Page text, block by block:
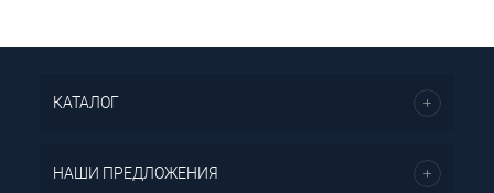
КАТАЛОГ
НАШИ ПРЕДЛОЖЕНИЯ